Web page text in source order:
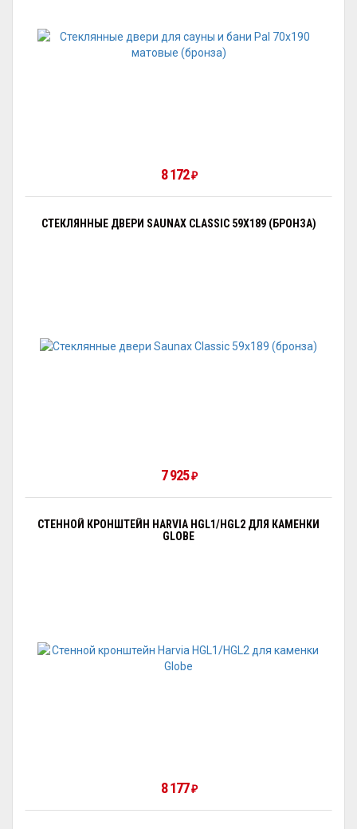
8 172₽
СТЕКЛЯННЫЕ ДВЕРИ SAUNAX CLASSIC 59X189 (БРОНЗА)
7 925₽
СТЕННОЙ КРОНШТЕЙН HARVIA HGL1/HGL2 ДЛЯ КАМЕНКИ
GLOBE
8 177₽